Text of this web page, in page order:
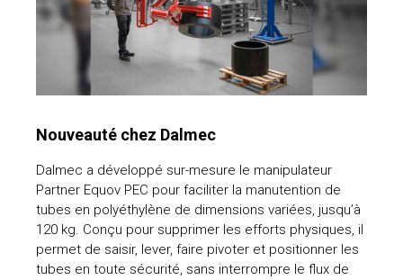
Nouveauté chez Dalmec
Dalmec a développé sur-mesure le manipulateur
Partner Equov PEC pour faciliter la manutention de
tubes en polyéthylène de dimensions variées, jusqu’à
120 kg. Conçu pour supprimer les efforts physiques, il
permet de saisir, lever, faire pivoter et positionner les
tubes en toute sécurité, sans interrompre le flux de